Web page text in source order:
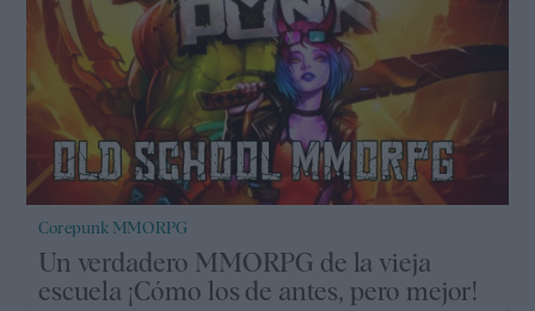
Corepunk MMORPG
Un verdadero MMORPG de la vieja
escuela ¡Cómo los de antes, pero mejor!